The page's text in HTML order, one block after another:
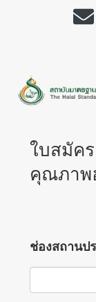
ใบสมัค
คุณภาพ
ช่องสถานป